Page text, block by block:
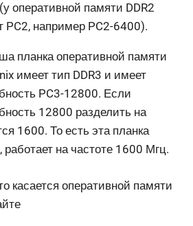
оперативной памяти DDR2
PC2, например PC2-6400).
планка оперативной памяти
имеет тип DDR3 и имеет
PC3-12800. Если
12800 разделить на
1600. То есть эта планка
работает на частоте 1600 Мгц.
касается оперативной памяти